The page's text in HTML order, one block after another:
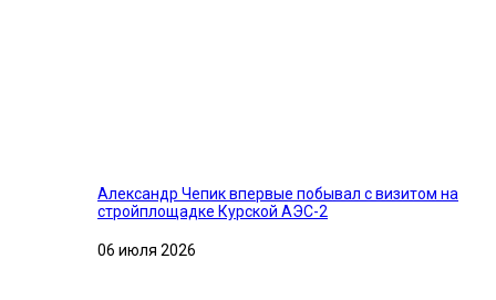
Александр Чепик впервые побывал с визитом на
стройплощадке Курской АЭС-2
06 июля 2026